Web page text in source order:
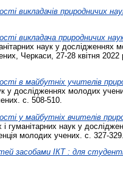
викладачів природничих
викладача природничих
наук у дослідженнях
Черкаси, 27-28 квітня 2022
в майбутніх учителів
у дослідженнях молодих
с. 508-510.
у майбутніх вчителів
гуманітарних наук у
молодих учених. с. 327-329.
засобами ІКТ : для